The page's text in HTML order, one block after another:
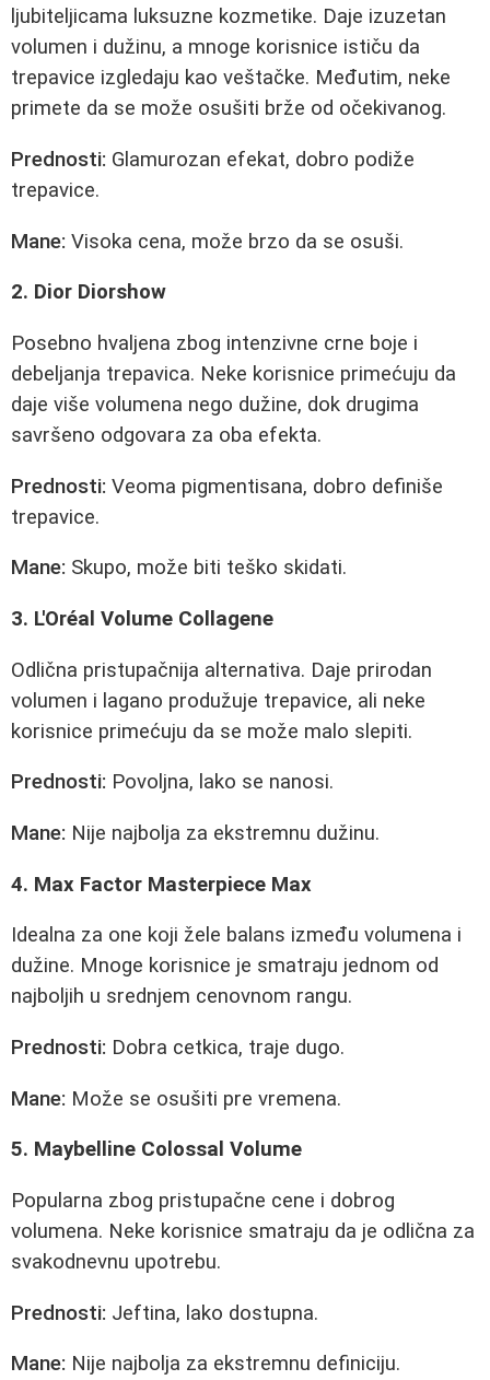
ljubiteljicama luksuzne kozmetike. Daje izuzetan
volumen i dužinu, a mnoge korisnice ističu da
trepavice izgledaju kao veštačke. Međutim, neke
primete da se može osušiti brže od očekivanog.
Prednosti: Glamurozan efekat, dobro podiže
trepavice.
Mane: Visoka cena, može brzo da se osuši.
2. Dior Diorshow
Posebno hvaljena zbog intenzivne crne boje i
debeljanja trepavica. Neke korisnice primećuju da
daje više volumena nego dužine, dok drugima
savršeno odgovara za oba efekta.
Prednosti: Veoma pigmentisana, dobro definiše
trepavice.
Mane: Skupo, može biti teško skidati.
3. L'Oréal Volume Collagene
Odlična pristupačnija alternativa. Daje prirodan
volumen i lagano produžuje trepavice, ali neke
korisnice primećuju da se može malo slepiti.
Prednosti: Povoljna, lako se nanosi.
Mane: Nije najbolja za ekstremnu dužinu.
4. Max Factor Masterpiece Max
Idealna za one koji žele balans između volumena i
dužine. Mnoge korisnice je smatraju jednom od
najboljih u srednjem cenovnom rangu.
Prednosti: Dobra cetkica, traje dugo.
Mane: Može se osušiti pre vremena.
5. Maybelline Colossal Volume
Popularna zbog pristupačne cene i dobrog
volumena. Neke korisnice smatraju da je odlična za
svakodnevnu upotrebu.
Prednosti: Jeftina, lako dostupna.
Mane: Nije najbolja za ekstremnu definiciju.